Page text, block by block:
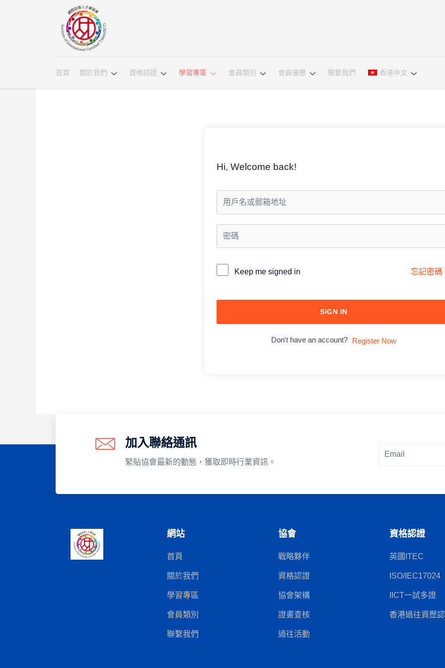
首頁 關於我們 資格認證 學習專區 會員類別 會員優惠 聯繫我們 香港中文
Hi, Welcome back!
Alternative:
Keep me signed in 忘記密碼
SIGN IN
Don't have an account? Register Now
加入聯絡通訊
緊貼協會最新的動態，獲取即時行業資訊。
網站
首頁
關於我們
學習專區
會員類別
聯繫我們
協會
戰略夥伴
資格認證
協會架構
證書查核
過往活動
資格認證
英國ITEC
ISO/IEC17024
IICT一試多證
香港過往資歷